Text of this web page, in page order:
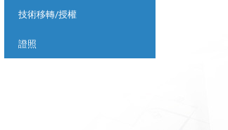
技術移轉/授權
證照